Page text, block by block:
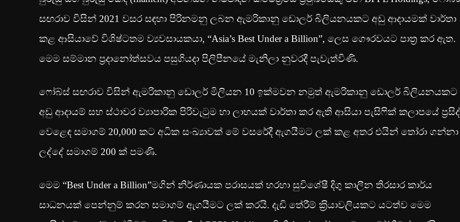
සඟරාව විසින් 2021 වසර සඳහා පිරිනමනු ලබන ඇමරිකානු ඩොලර් බිලියනයකට අඩු ආදායමක් වාර්තා
කළ ආසියාවේ විශිෂ්ටතම ව්‍යවසායකයා, “Asia’s Best Under a Billion”, ලෙස ගෞරවයට පාත‍්‍ර කර ඇත.
මෙම සම්මාන ප‍්‍රදානෝත්සවය පසුගියදා පිලිපීනයේ මැනිලා නුවරදී පැවැත්විණි.
ෆෝබ්ස් සඟරාව විසින් ඇමරිකානු ඩොලර් මිලියන 10 ඉක්මවන නමුත් ඇමරිකානු ඩොලර් බිලියනයකට
අඩු ආදායම් සහ ස්ථාවර ව්‍යාපාරික පිරිවැටුම හා ලාභයක් වාර්තා කර ඇති ආසියා පැසිෆික් කලාපයේ
වෙළෙඳ සමාගම් 20,000 කට අධික සංඛ්‍යාවක් මේ වසරේදී ඇගයීමට ලක් කළ අතර එයින් තෝරා ගන්නා
ලද්දේ සමාගම් 200 ක් පමණි.
මෙම “Best Under a Billion”මගින් නිර්ණායක පරාසයක් හරහා සුවිශේෂී දිගු කාලීන තිරසාර කාර්ය
සාධනයක් පෙන්නුම් කරන සමාගම් ඇගයීමට ලක් කරයි. දැඩි තේරීම් ක‍්‍රියාවලියකට යටත්ව මෙම